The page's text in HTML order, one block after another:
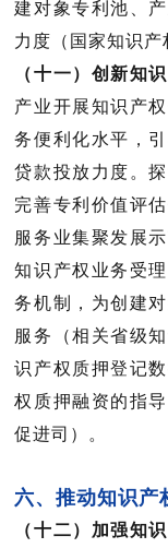
建对象专利池、
力度（国家知识产
（十一）创新知
产业开展知识产
务便利化水平，
贷款投放力度。
完善专利价值评
服务业集聚发展
知识产权业务受
务机制，为创建
服务（相关省级
识产权质押登记
权质押融资的指
促进司 ）。
六、推动知识产
（十二）加强知